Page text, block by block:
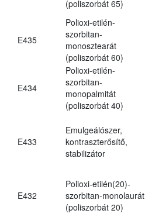
(poliszorbát 65)
E435
Polioxi-etilén-
szorbitan-
monosztearát
(poliszorbát 60)
E434
Polioxi-etilén-
szorbitan-
monopalmitát
(poliszorbát 40)
E433
Emulgeálószer,
kontraszterősítő,
stabilizátor
E432
Polioxi-etilén(20)-
szorbitan-monolaurát
(poliszorbát 20)